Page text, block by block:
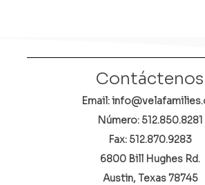
Contáctenos
Email:
Número: 512.850.8281
Fax: 512.870.9283
6800 Bill Hughes Rd.
Austin, Texas 78745